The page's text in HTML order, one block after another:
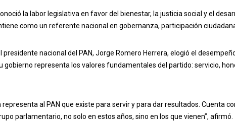
la labor legislativa en favor del bienestar, la justicia social y el
como un referente nacional en gobernanza, participación
presidente nacional del PAN, Jorge Romero Herrera, elogió el
gobierno representa los valores fundamentales del partido: servicio,
representa al PAN que existe para servir y para dar resultados. Cuenta
parlamentario, no solo en estos años, sino en los que vienen”, afirmó.